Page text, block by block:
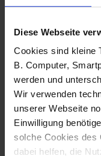
Diese Webseite
Cookies sind kleine
B. Computer,
werden und
Wir verwenden
unserer Webseite
Einwilligung
solche Cookies des
dabei helfen, die
Fotografo:
Sternbach
Download